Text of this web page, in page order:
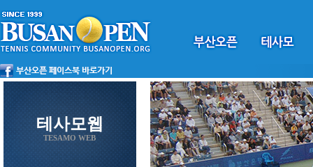
테사모웹
TESAMO WEB